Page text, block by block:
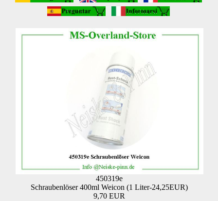
450319e
Schraubenlöser 400ml Weicon (1 Liter-24,25EUR)
9,70 EUR